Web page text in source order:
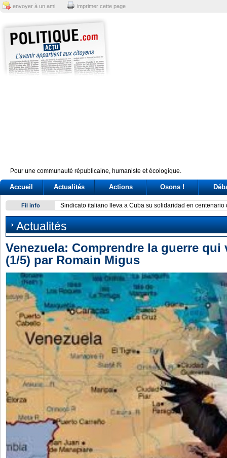
envoyer à un ami imprimer cette page
Pour une communauté républicaine, humaniste et écologique.
Accueil Actualités Actions Osons !
Fil info Sindicato italiano lleva a Cuba su solidaridad en centenario
Actualités
Venezuela: Comprendre la guerre qui
(1/5) par Romain Migus